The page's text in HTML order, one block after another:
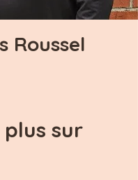
Roussel
plus sur